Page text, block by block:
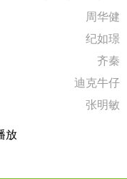
周华健
纪如璟
齐秦
迪克牛仔
张明敏
放